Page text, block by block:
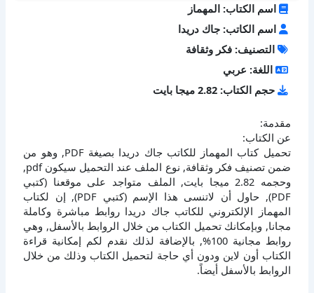
اسم الكتاب: المهماز
اسم الكاتب: جاك دريدا
التصنيف: فكر وثقافة
اللغة: عربي
حجم الكتاب: 2.82 ميجا بايت
مقدمة:
عن الكتاب:
تحميل كتاب المهماز للكاتب جاك دريدا بصيغة PDF, وهو من
ضمن تصنيف فكر وثقافة, نوع الملف عند التحميل سيكون pdf,
وحجمه 2.82 ميجا بايت, الملف متواجد على موقعنا (كتبي
PDF), حاول أن لاتنسى هذا الإسم (كتبي PDF), إن لكتاب
المهماز الإلكتروني للكاتب جاك دريدا روابط مباشرة وكاملة
مجانا, وبإمكانك تحميل الكتاب من خلال الروابط بالأسفل, وهي
روابط مجانية 100%, بالإضافة لذلك نقدم لكم إمكانية قراءة
الكتاب أون لاين ودون أي حاجة لتحميل الكتاب وذلك من خلال
الروابط بالأسفل أيضاً.